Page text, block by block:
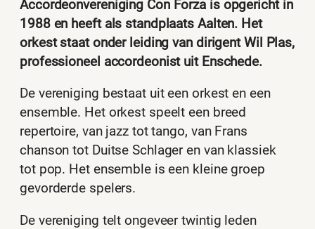
Accordeonvereniging Con Forza is opgericht in
1988 en heeft als standplaats Aalten. Het
orkest staat onder leiding van dirigent Wil Plas,
professioneel accordeonist uit Enschede.
De vereniging bestaat uit een orkest en een
ensemble. Het orkest speelt een breed
repertoire, van jazz tot tango, van Frans
chanson tot Duitse Schlager en van klassiek
tot pop. Het ensemble is een kleine groep
gevorderde spelers.
De vereniging telt ongeveer twintig leden